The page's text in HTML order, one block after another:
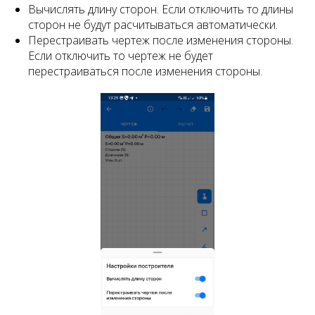
Вычислять длину сторон. Если отключить то длины
сторон не будут расчитываться автоматически.
Перестраивать чертеж после изменения стороны.
Если отключить то чертеж не будет
перестраиваться после изменения стороны.